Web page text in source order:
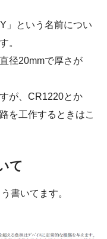
」という名前につい
。
径20mmで厚さが
が、CR1220とか
を工作するときはこ
て
書いてます。